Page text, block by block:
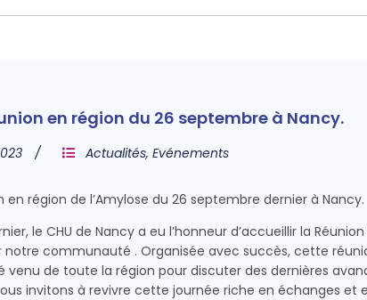
en région du 26 septembre à Nancy.
Actualités, Evénements
en région de l’Amylose du 26 septembre dernier à Nancy.
le CHU de Nancy a eu l’honneur d’accueillir la
communauté . Organisée avec succès, cette
venu de toute la région pour discuter des dernières
invitons à revivre cette journée riche en échanges et